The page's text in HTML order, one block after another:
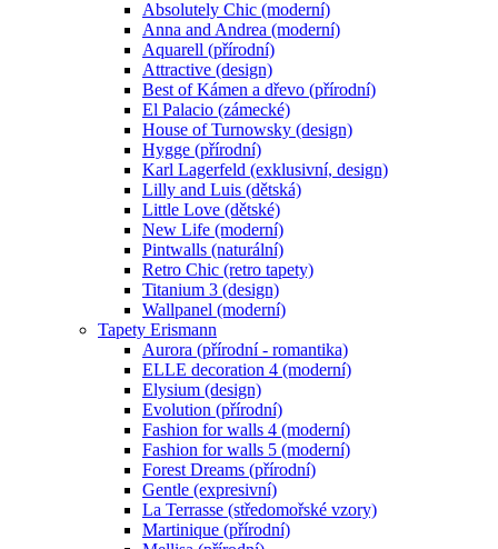
Absolutely Chic (moderní)
Anna and Andrea (moderní)
Aquarell (přírodní)
Attractive (design)
Best of Kámen a dřevo (přírodní)
El Palacio (zámecké)
House of Turnowsky (design)
Hygge (přírodní)
Karl Lagerfeld (exklusivní, design)
Lilly and Luis (dětská)
Little Love (dětské)
New Life (moderní)
Pintwalls (naturální)
Retro Chic (retro tapety)
Titanium 3 (design)
Wallpanel (moderní)
Tapety Erismann
Aurora (přírodní - romantika)
ELLE decoration 4 (moderní)
Elysium (design)
Evolution (přírodní)
Fashion for walls 4 (moderní)
Fashion for walls 5 (moderní)
Forest Dreams (přírodní)
Gentle (expresivní)
La Terrasse (středomořské vzory)
Martinique (přírodní)